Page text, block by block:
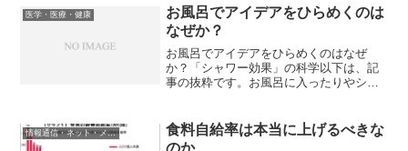
のようにまとめられています。●「患者
よ、がんと闘うな」→ ...
医学・医療・健康
お風呂でアイデアをひらめくのは
なぜか？
お風呂でアイデアをひらめくのはなぜ
か？「シャワー効果」の科学以下は、記
事の抜粋です。お風呂に入ったりやシャ
この現象を「シャワー効果」と言うのだ
そうだ。だが、それはお風呂...
情報通信・ネット・メディア
食料自給率は本当に上げるべきな